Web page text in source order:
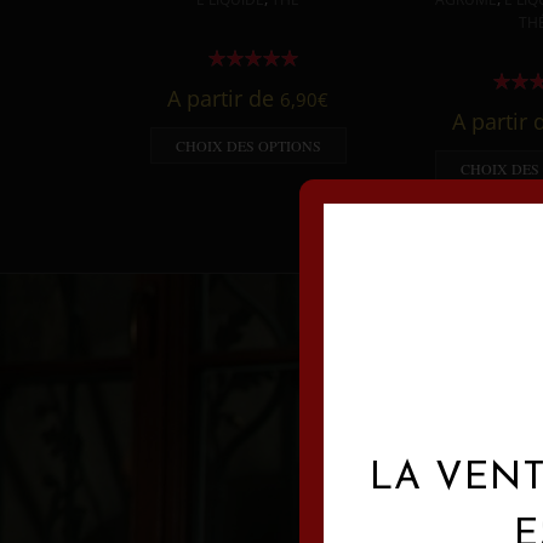
A partir de 6,90€
CHOIX DES OPTIONS
A partir
CHOIX DES
LA